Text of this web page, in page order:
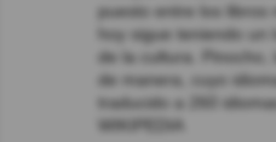
puesto entre los libros
hoy sigue teniendo
de la cultura.
de manera, cuyo
traducido a 260
WIKIPEDIA